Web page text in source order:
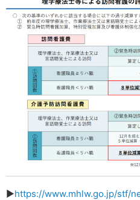
▶︎https://www.mhlw.go.jp/stf/